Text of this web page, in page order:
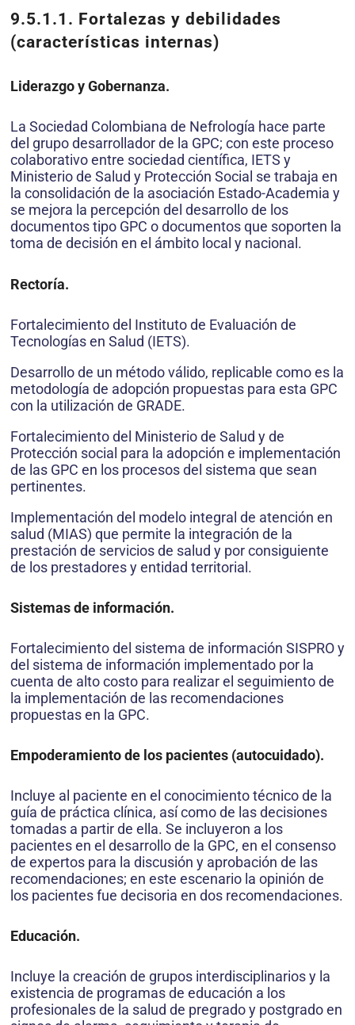
9.5.1.1. Fortalezas y debilidades
(características internas)
Liderazgo y Gobernanza.
La Sociedad Colombiana de Nefrología hace parte
del grupo desarrollador de la GPC; con este proceso
colaborativo entre sociedad científica, IETS y
Ministerio de Salud y Protección Social se trabaja en
la consolidación de la asociación Estado-Academia y
se mejora la percepción del desarrollo de los
documentos tipo GPC o documentos que soporten la
toma de decisión en el ámbito local y nacional.
Rectoría.
Fortalecimiento del Instituto de Evaluación de
Tecnologías en Salud (IETS).
Desarrollo de un método válido, replicable como es la
metodología de adopción propuestas para esta GPC
con la utilización de GRADE.
Fortalecimiento del Ministerio de Salud y de
Protección social para la adopción e implementación
de las GPC en los procesos del sistema que sean
pertinentes.
Implementación del modelo integral de atención en
salud (MIAS) que permite la integración de la
prestación de servicios de salud y por consiguiente
de los prestadores y entidad territorial.
Sistemas de información.
Fortalecimiento del sistema de información SISPRO y
del sistema de información implementado por la
cuenta de alto costo para realizar el seguimiento de
la implementación de las recomendaciones
propuestas en la GPC.
Empoderamiento de los pacientes (autocuidado).
Incluye al paciente en el conocimiento técnico de la
guía de práctica clínica, así como de las decisiones
tomadas a partir de ella. Se incluyeron a los
pacientes en el desarrollo de la GPC, en el consenso
de expertos para la discusión y aprobación de las
recomendaciones; en este escenario la opinión de
los pacientes fue decisoria en dos recomendaciones.
Educación.
Incluye la creación de grupos interdisciplinarios y la
existencia de programas de educación a los
profesionales de la salud de pregrado y postgrado en